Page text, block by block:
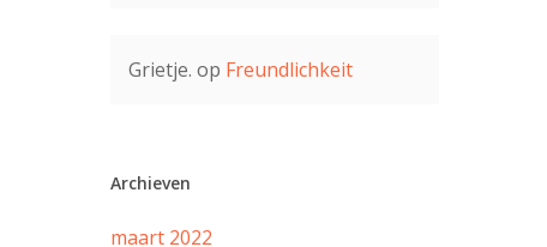
Grietje. op Freundlichkeit
Archieven
maart 2022